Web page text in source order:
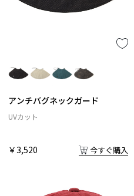
アンチバグネックガード
UVカット
￥3,520 今すぐ購入